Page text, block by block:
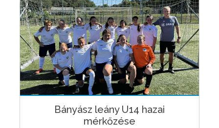
Bányász leány U14 hazai
mérkőzése